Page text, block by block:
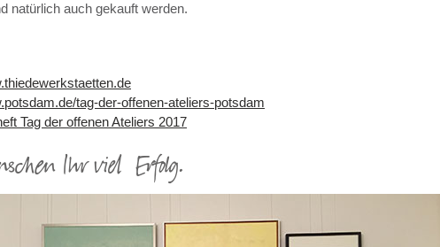
natürlich auch gekauft werden.
tag-der-offenen-ateliers-potsdam
Tag der offenen Ateliers 2017
Ihr viel Erfolg.